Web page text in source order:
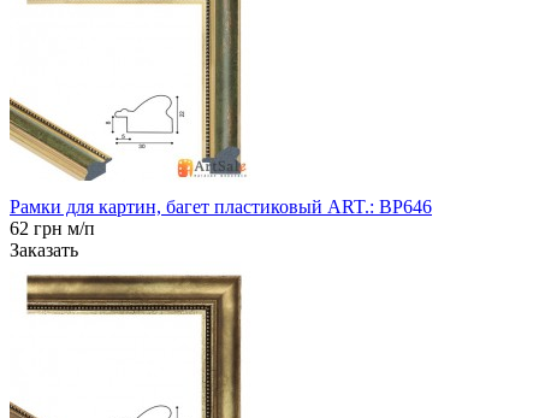
Рамки для картин, багет пластиковый ART.: BP646
62 грн м/п
Заказать